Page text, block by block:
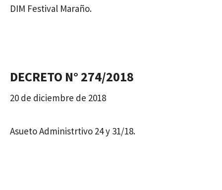
DIM Festival Maraño.
DECRETO N° 274/2018
20 de diciembre de 2018
Asueto Administrtivo 24 y 31/18.